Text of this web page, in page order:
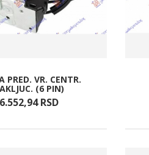
PRED. VR. CENTR.
(6 PIN)
6.552,94 RSD